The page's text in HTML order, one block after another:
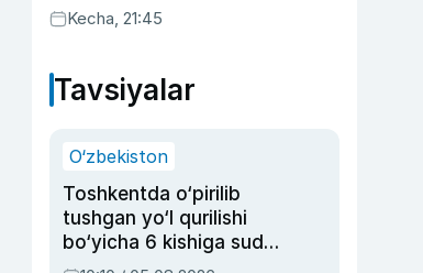
Kecha, 21:45
Tavsiyalar
O‘zbekiston
Toshkentda o‘pirilib
tushgan yo‘l qurilishi
bo‘yicha 6 kishiga sud
hukmi o‘qildi